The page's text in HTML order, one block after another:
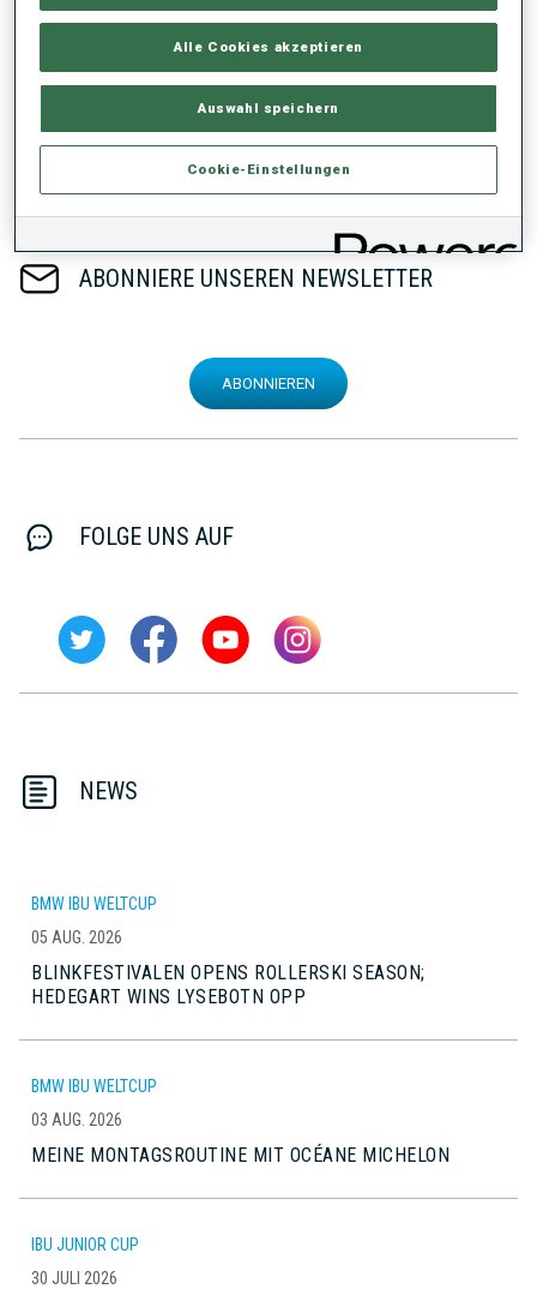
ABONNIERE UNSEREN NEWSLETTER
ABONNIEREN
FOLGE UNS AUF
NEWS
BMW IBU WELTCUP
05 AUG. 2026
BLINKFESTIVALEN OPENS ROLLERSKI SEASON;
HEDEGART WINS LYSEBOTN OPP
BMW IBU WELTCUP
03 AUG. 2026
MEINE MONTAGSROUTINE MIT OCÉANE MICHELON
IBU JUNIOR CUP
30 JULI 2026
Alle Cookies akzeptieren
Auswahl speichern
Cookie-Einstellungen